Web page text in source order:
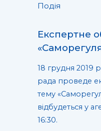
Подія
Експертне
18 грудня 2019
рада проведе
тему
відбудеться у
16:30.